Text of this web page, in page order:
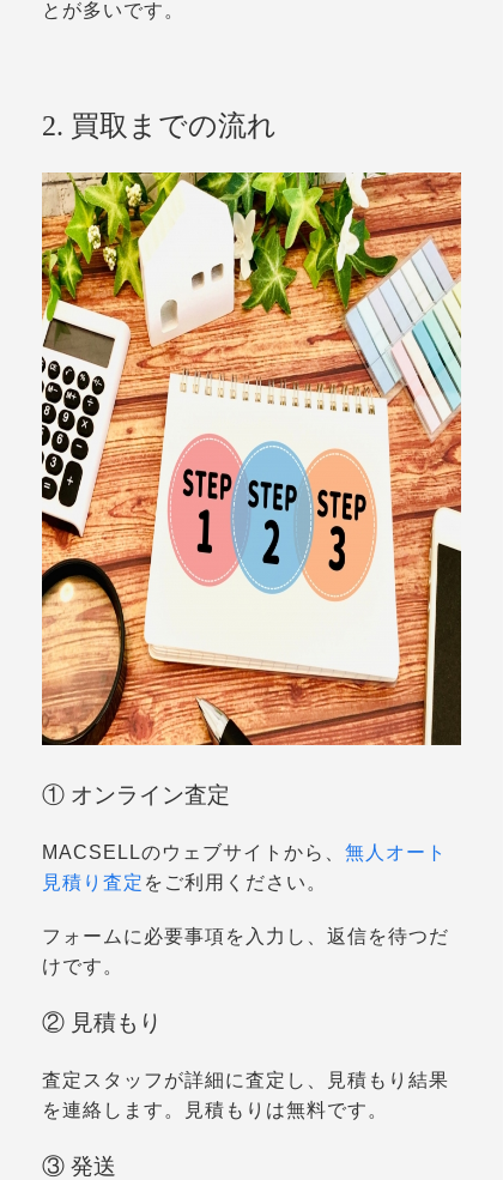
とが多いです。
2. 買取までの流れ
① オンライン査定
MACSELLのウェブサイトから、 無人オート
見積り査定 をご利用ください。
フォームに必要事項を入力し、返信を待つだ
けです。
② 見積もり
査定スタッフが詳細に査定し、見積もり結果
を連絡します。見積もりは無料です。
③ 発送